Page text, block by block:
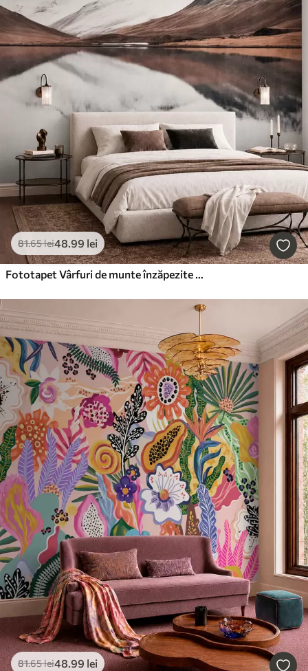
81.65lei48.99 lei
Fototapet Vârfuri de munte înzăpezite și un lac liniștit, cu o oglindire ca de oglindă
81.65lei48.99 lei